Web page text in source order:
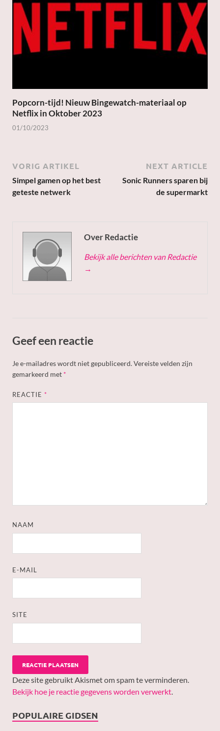
Popcorn-tijd! Nieuw Bingewatch-materiaal op
Netflix in Oktober 2023
01/10/2023
VORIG ARTIKEL
Simpel gamen op het best
geteste netwerk
NEXT ARTICLE
Sonic Runners sparen bij
de supermarkt
Over Redactie
Bekijk alle berichten van Redactie
→
Geef een reactie
Je e-mailadres wordt niet gepubliceerd.Vereiste velden zijn
gemarkeerd met *
REACTIE*
NAAM
E-MAIL
SITE
Deze site gebruikt Akismet om spam te verminderen.
Bekijk hoe je reactie gegevens worden verwerkt
POPULAIRE GIDSEN